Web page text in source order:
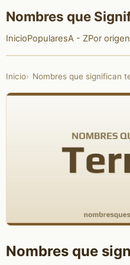
Nombres que
InicioPopularesA - ZPor origen
Inicio Nombres que significan
Nombres que